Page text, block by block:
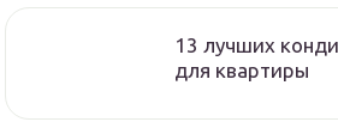
13 лучших
для квартиры